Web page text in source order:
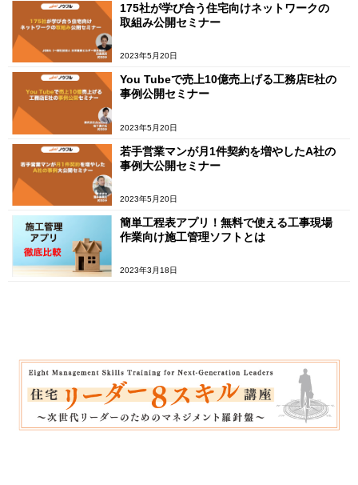
175社が学び合う住宅向けネットワークの
取組み公開セミナー
2023年5月20日
You Tubeで売上10億売上げる工務店E社の
事例公開セミナー
2023年5月20日
若手営業マンが月1件契約を増やしたA社の
事例大公開セミナー
2023年5月20日
簡単工程表アプリ！無料で使える工事現場
作業向け施工管理ソフトとは
2023年3月18日